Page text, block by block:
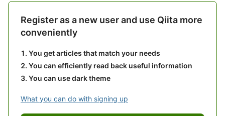
Register as a new user and use Qiita more
conveniently
You get articles that match your needs
You can efficiently read back useful information
You can use dark theme
What you can do with signing up